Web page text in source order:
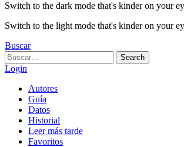
Switch to the dark mode that's kinder on your
Switch to the light mode that's kinder on your
Buscar
Search
for:
Search
Login
Autores
Guía
Datos
Historial
Leer más tarde
Favoritos